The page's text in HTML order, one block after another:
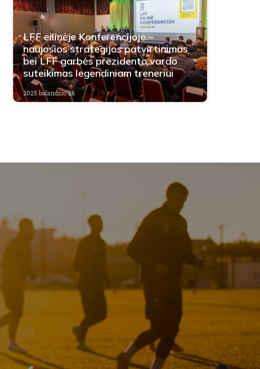
LFF eilinėje Konferencijoje –
naujosios strategijos patvirtinimas
bei LFF garbės prezidento vardo
suteikimas legendiniam treneriui
2025 balandžio 26